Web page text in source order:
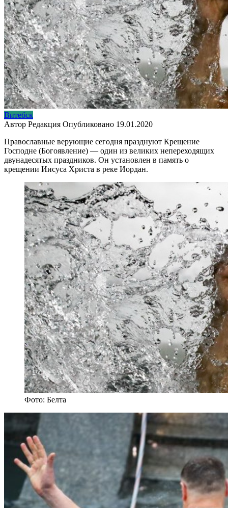
Витебск
Автор Редакция Опубликовано 19.01.2020
Православные верующие сегодня празднуют Крещение
Господне (Богоявление) — один из великих непереходящих
двунадесятых праздников. Он установлен в память о
крещении Иисуса Христа в реке Иордан.
Фото: Белта